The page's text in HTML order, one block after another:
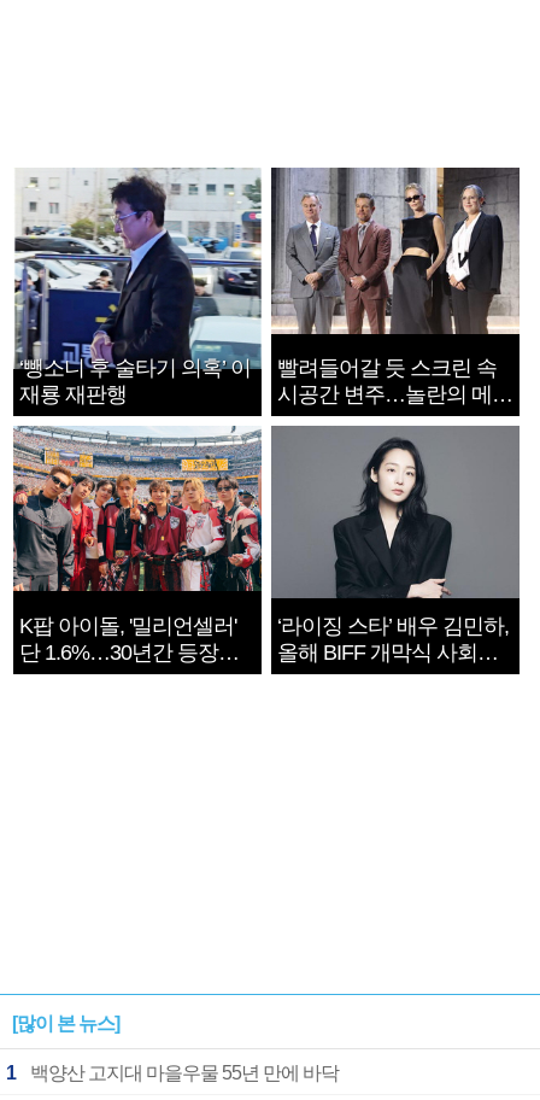
‘뺑소니 후 술타기 의혹’ 이
재룡 재판행
빨려들어갈 듯 스크린 속
시공간 변주…놀란의 메시
지는 ‘전쟁 속죄’
K팝 아이돌, '밀리언셀러'
단 1.6%…30년간 등장
1182개팀 전수조사
‘라이징 스타’ 배우 김민하,
올해 BIFF 개막식 사회자
확정
[많이 본 뉴스]
1 백양산 고지대 마을우물 55년 만에 바닥